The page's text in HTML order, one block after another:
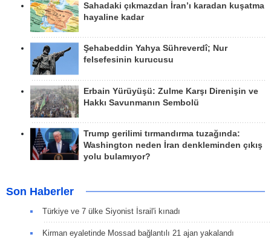
Sahadaki çıkmazdan İran’ı karadan kuşatma
hayaline kadar
Şehabeddin Yahya Sühreverdî; Nur
felsefesinin kurucusu
Erbain Yürüyüşü: Zulme Karşı Direnişin ve
Hakkı Savunmanın Sembolü
Trump gerilimi tırmandırma tuzağında:
Washington neden İran denkleminden çıkış
yolu bulamıyor?
Son Haberler
Türkiye ve 7 ülke Siyonist İsrail'i kınadı
Kirman eyaletinde Mossad bağlantılı 21 ajan yakalandı